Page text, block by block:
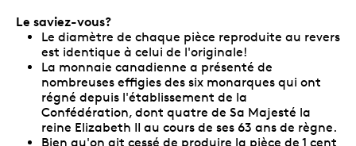
Le saviez-vous?
Le diamètre de chaque pièce reproduite au revers
est identique à celui de l'originale!
La monnaie canadienne a présenté de
nombreuses effigies des six monarques qui ont
régné depuis l'établissement de la
Confédération, dont quatre de Sa Majesté la
reine Elizabeth II au cours de ses 63 ans de règne.
Bien qu'on ait cessé de produire la pièce de 1 cent